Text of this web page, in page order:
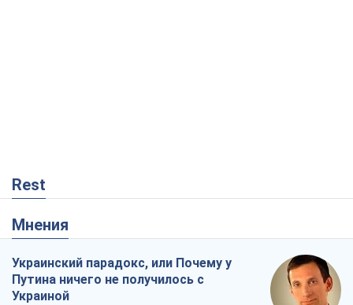
Rest
Мнения
Украинский парадокс, или Почему у
Путина ничего не получилось с
Украиной